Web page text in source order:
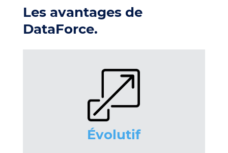
Les avantages de
DataForce.
Évolutif